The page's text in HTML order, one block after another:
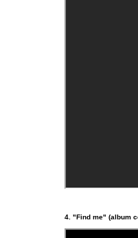
4. "Find me" (album